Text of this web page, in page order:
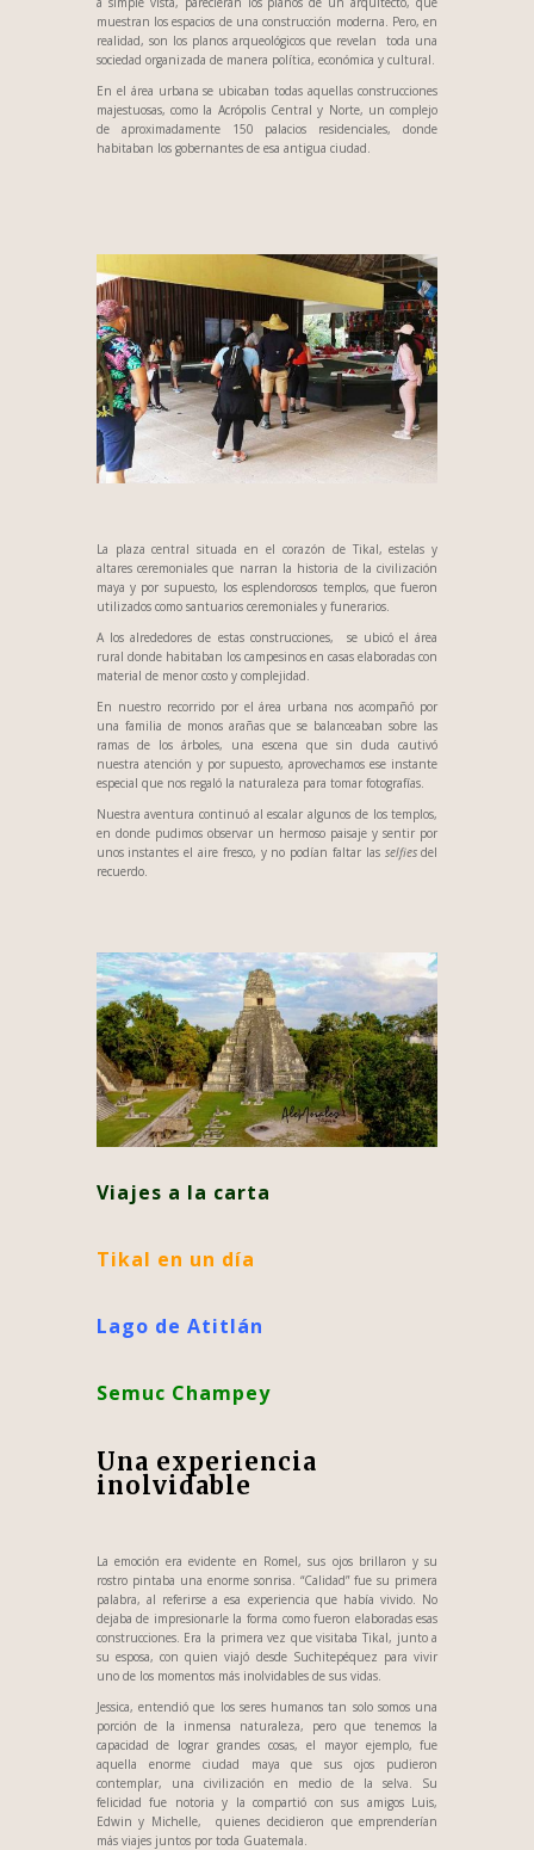
muestran los espacios de una construcción moderna. Pero, en
realidad, son los planos arqueológicos que revelan toda una
sociedad organizada de manera política, económica y cultural.
En el área urbana se ubicaban todas aquellas construcciones
majestuosas, como la Acrópolis Central y Norte, un complejo
de aproximadamente 150 palacios residenciales, donde
habitaban los gobernantes de esa antigua ciudad.
La plaza central situada en el corazón de Tikal, estelas y
altares ceremoniales que narran la historia de la civilización
maya y por supuesto, los esplendorosos templos, que fueron
utilizados como santuarios ceremoniales y funerarios.
A los alrededores de estas construcciones, se ubicó el área
rural donde habitaban los campesinos en casas elaboradas con
material de menor costo y complejidad.
En nuestro recorrido por el área urbana nos acompañó por
una familia de monos arañas que se balanceaban sobre las
ramas de los árboles, una escena que sin duda cautivó
nuestra atención y por supuesto, aprovechamos ese instante
especial que nos regaló la naturaleza para tomar fotografías.
Nuestra aventura continuó al escalar algunos de los templos,
en donde pudimos observar un hermoso paisaje y sentir por
unos instantes el aire fresco, y no podían faltar las selfiesdel
recuerdo.
Viajes a la carta
Tikal en un día
Lago de Atitlán
Semuc Champey
Una experiencia
inolvidable
La emoción era evidente en Romel, sus ojos brillaron y su
rostro pintaba una enorme sonrisa. “Calidad” fue su primera
palabra, al referirse a esa experiencia que había vivido. No
dejaba de impresionarle la forma como fueron elaboradas esas
construcciones. Era la primera vez que visitaba Tikal, junto a
su esposa, con quien viajó desde Suchitepéquez para vivir
uno de los momentos más inolvidables de sus vidas.
Jessica, entendió que los seres humanos tan solo somos una
porción de la inmensa naturaleza, pero que tenemos la
capacidad de lograr grandes cosas, el mayor ejemplo, fue
aquella enorme ciudad maya que sus ojos pudieron
contemplar, una civilización en medio de la selva. Su
felicidad fue notoria y la compartió con sus amigos Luis,
Edwin y Michelle, quienes decidieron que emprenderían
más viajes juntos por toda Guatemala.